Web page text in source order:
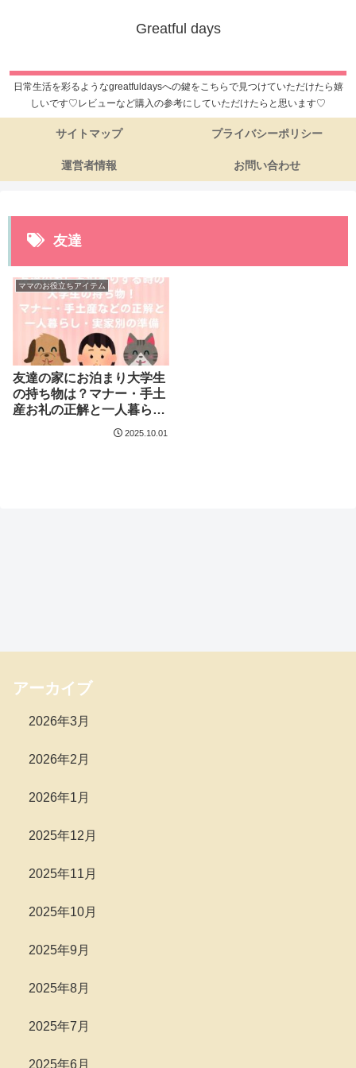
Greatful days
日常生活を彩るようなgreatfuldaysへの鍵をこちらで見つけていただけたら嬉
しいです♡レビューなど購入の参考にしていただけたらと思います♡
サイトマップ プライバシーポリシー
運営者情報 お問い合わせ
友達
ママのお役立ちアイテム
友達の家にお泊まり大学生
の持ち物は？マナー・手土
産お礼の正解と一人暮ら
2025.10.01
アーカイブ
2026年3月
2026年2月
2026年1月
2025年12月
2025年11月
2025年10月
2025年9月
2025年8月
2025年7月
2025年6月